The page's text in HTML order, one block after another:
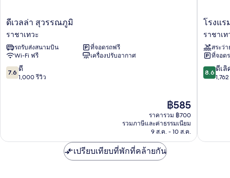
ดี
ล่า
สุวรรณภูมิ
ราชา
เทวะ
ดีเวลล่า สุวรรณภูมิ
ราชาเทวะ
รถรับส่งสนามบิน
ที่จอดรถฟรี
Wi-Fi ฟรี
เครื่องปรับอากาศ
7.6
จาก
7.6 ดี
1,000 รีวิว
ราคา
ปัจจุบัน
คือ
฿585
฿585
ราคารวม ฿700
รวมภาษีและค่าธรรมเนียม
9 ส.ค. - 10 ส.ค.
โรงแรม
วิ
ลล์
แอร์
พอร์ต
ราชา
โรงแ
ราชาเท
สระว่
ที่จอด
8.6
จาก
8.6 ดีเลิ
เปรียบเทียบที่พักที่คล้ายกัน